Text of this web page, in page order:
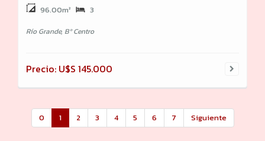
96.00m² 3
Río Grande, Bº Centro
Precio: U$S 145.000
0 1 2 3 4 5 6 7 Siguiente